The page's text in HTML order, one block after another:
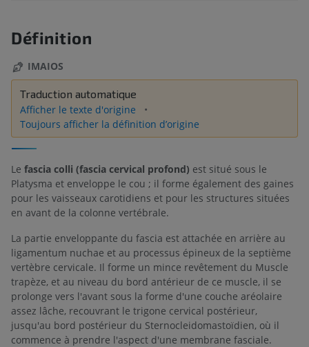
Définition
IMAIOS
Traduction automatique
Afficher le texte d'origine
Toujours afficher la définition d’origine
Le fascia colli (fascia cervical profond) est situé sous le
Platysma et enveloppe le cou ; il forme également des gaines
pour les vaisseaux carotidiens et pour les structures situées
en avant de la colonne vertébrale.
La partie enveloppante du fascia est attachée en arrière au
ligamentum nuchae et au processus épineux de la septième
vertèbre cervicale. Il forme un mince revêtement du Muscle
trapèze, et au niveau du bord antérieur de ce muscle, il se
prolonge vers l'avant sous la forme d'une couche aréolaire
assez lâche, recouvrant le trigone cervical postérieur,
jusqu'au bord postérieur du Sternocleidomastoïdien, où il
commence à prendre l'aspect d'une membrane fasciale.